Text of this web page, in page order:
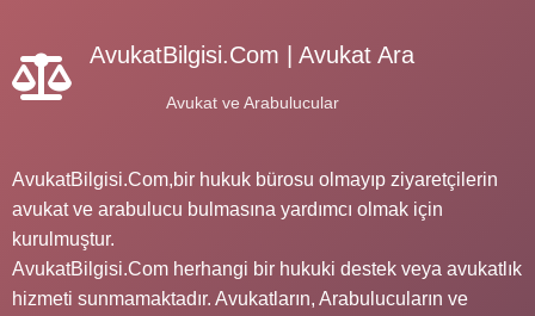
AvukatBilgisi.Com | Avukat Ara
Avukat ve Arabulucular
AvukatBilgisi.Com,bir hukuk bürosu olmayıp ziyaretçilerin
avukat ve arabulucu bulmasına yardımcı olmak için
kurulmuştur.
AvukatBilgisi.Com herhangi bir hukuki destek veya avukatlık
hizmeti sunmamaktadır. Avukatların, Arabulucuların ve